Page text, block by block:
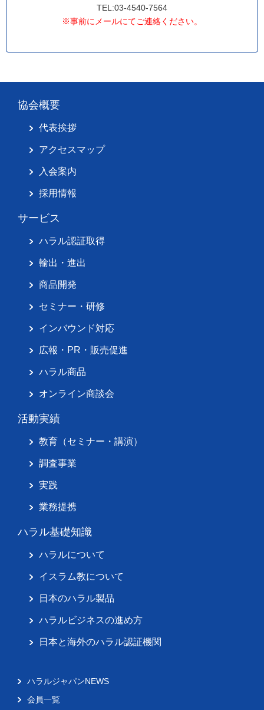
TEL:03-4540-7564
※事前にメールにてご連絡ください。
協会概要
代表挨拶
アクセスマップ
入会案内
採用情報
サービス
ハラル認証取得
輸出・進出
商品開発
セミナー・研修
インバウンド対応
広報・PR・販売促進
ハラル商品
オンライン商談会
活動実績
教育（セミナー・講演）
調査事業
実践
業務提携
ハラル基礎知識
ハラルについて
イスラム教について
日本のハラル製品
ハラルビジネスの進め方
日本と海外のハラル認証機関
ハラルジャパンNEWS
会員一覧